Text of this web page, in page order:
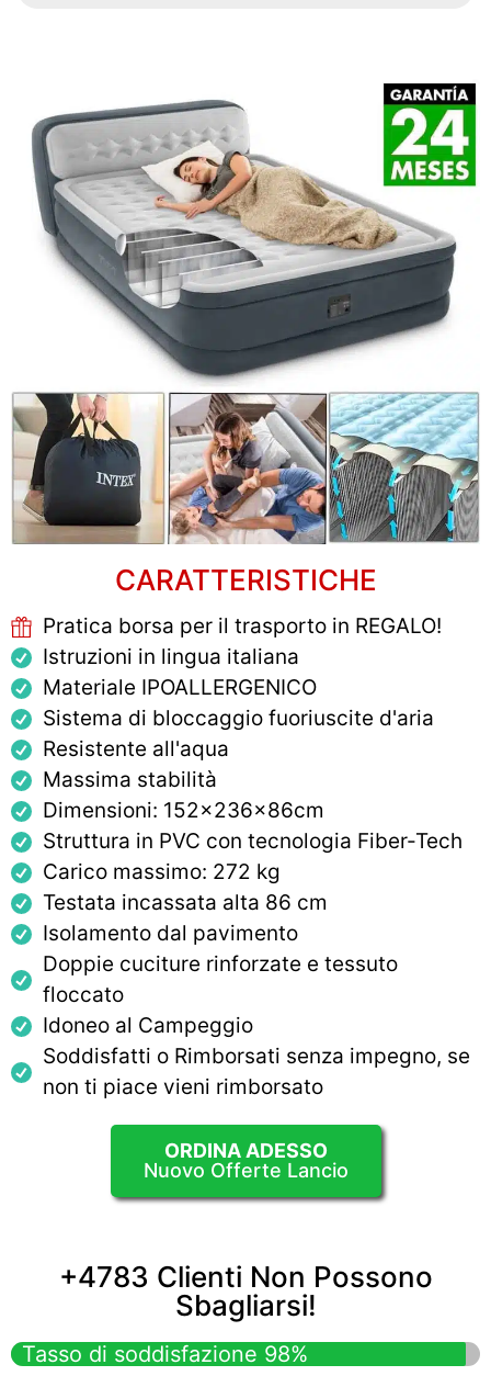
CARATTERISTICHE
Pratica borsa per il trasporto in REGALO!​
Istruzioni in lingua italiana
Materiale IPOALLERGENICO
Sistema di bloccaggio fuoriuscite d'aria
Resistente all'aqua
Massima stabilità
Dimensioni: 152x236x86cm
Struttura in PVC con tecnologia Fiber-Tech
Carico massimo: 272 kg
Testata incassata alta 86 cm
Isolamento dal pavimento
Doppie cuciture rinforzate e tessuto
floccato
Idoneo al Campeggio
Soddisfatti o Rimborsati senza impegno, se
non ti piace vieni rimborsato
ORDINA ADESSO
Nuovo Offerte Lancio
+4783 Clienti Non Possono
Sbagliarsi!
Tasso di soddisfazione 98%